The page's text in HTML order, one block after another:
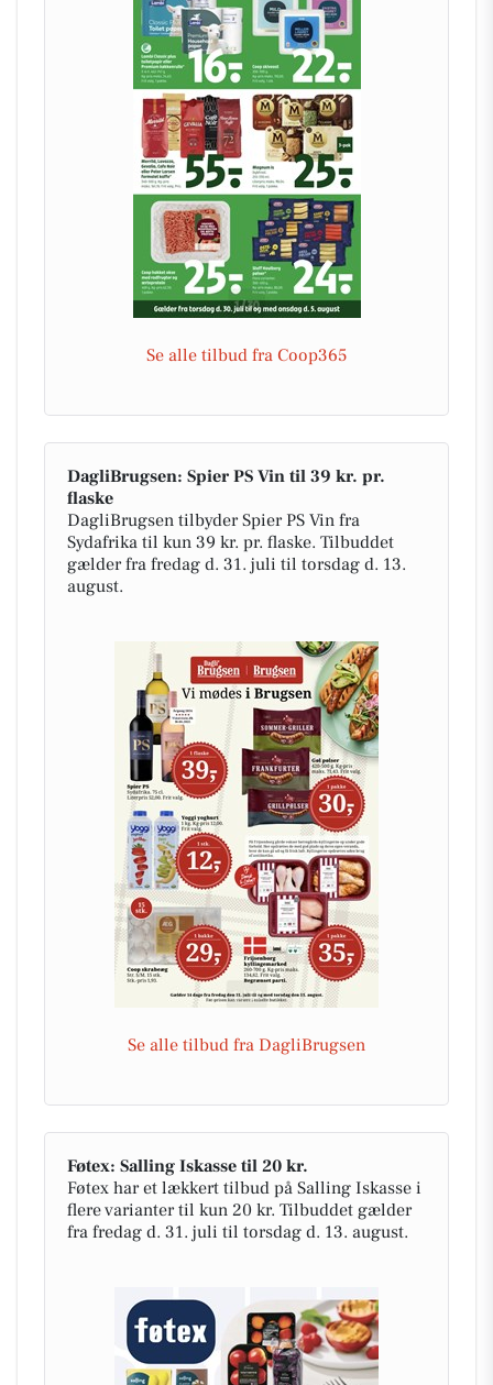
Se alle tilbud fra Coop365
DagliBrugsen: Spier PS Vin til 39 kr. pr.
flaske
DagliBrugsen tilbyder Spier PS Vin fra
Sydafrika til kun 39 kr. pr. flaske. Tilbuddet
gælder fra fredag d. 31. juli til torsdag d. 13.
august.
Se alle tilbud fra DagliBrugsen
Føtex: Salling Iskasse til 20 kr.
Føtex har et lækkert tilbud på Salling Iskasse i
flere varianter til kun 20 kr. Tilbuddet gælder
fra fredag d. 31. juli til torsdag d. 13. august.